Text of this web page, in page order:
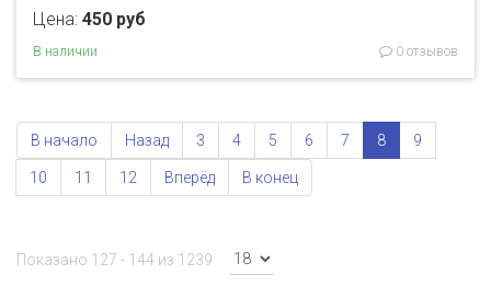
Цена: 450 руб
В наличии 0 отзывов
В начало Назад 3 4 5 6 7 8 9
10 11 12 Вперёд В конец
Показано 127 - 144 из 1239